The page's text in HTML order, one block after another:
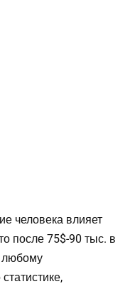
человека влияет
после 75$-90 тыс. в
любому